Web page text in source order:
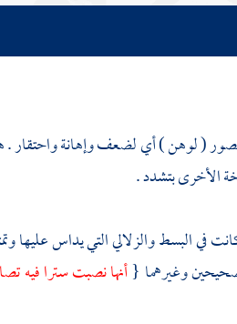
( لوهن ) أي لضعف وإهانة واحتقار .
الأخرى بتشدد .
في البسط والزلالي التي يداس عليها
وغيرهما {أنها نصبت سترا فيه